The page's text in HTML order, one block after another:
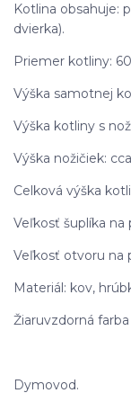
Kotlina obsahuje:
dvierka).
Priemer kotliny:
Výška samotnej
Výška kotliny s
Výška nožičiek:
Celková výška
Veľkosť šuplíka na
Veľkosť otvoru na
Materiál: kov,
Žiaruvzdorná
Dymovod.